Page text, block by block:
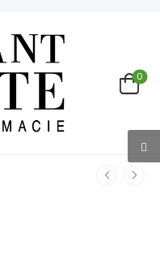
0